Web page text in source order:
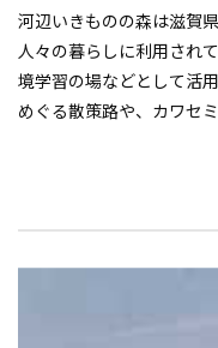
河辺いきものの森は滋賀
人々の暮らしに利用され
境学習の場などとして活
めぐる散策路や、カワセ